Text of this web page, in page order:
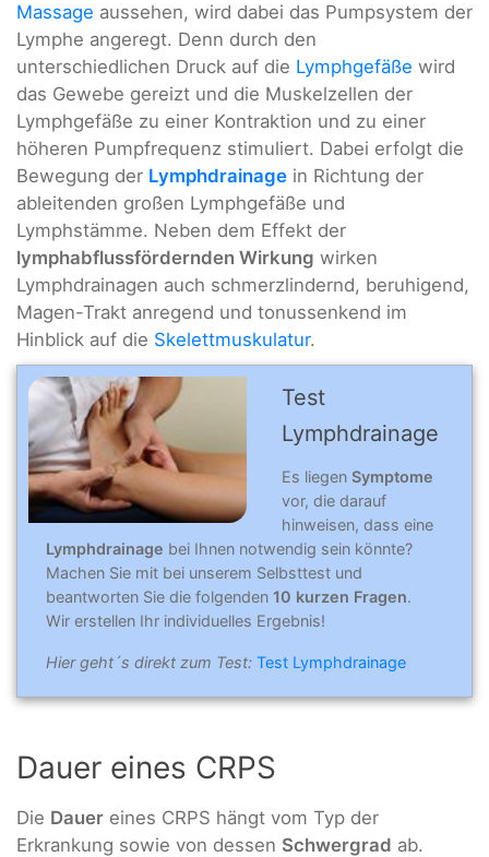
Massage aussehen, wird dabei das Pumpsystem der
Lymphe angeregt. Denn durch den
unterschiedlichen Druck auf die Lymphgefäße wird
das Gewebe gereizt und die Muskelzellen der
Lymphgefäße zu einer Kontraktion und zu einer
höheren Pumpfrequenz stimuliert. Dabei erfolgt die
Bewegung der Lymphdrainage in Richtung der
ableitenden großen Lymphgefäße und
Lymphstämme. Neben dem Effekt der
lymphabflussfördernden Wirkung wirken
Lymphdrainagen auch schmerzlindernd, beruhigend,
Magen-Trakt anregend und tonussenkend im
Hinblick auf die Skelettmuskulatur.
Test
Lymphdrainage
Es liegen Symptome
vor, die darauf
hinweisen, dass eine
Lymphdrainage bei Ihnen notwendig sein könnte?
Machen Sie mit bei unserem Selbsttest und
beantworten Sie die folgenden 10 kurzen Fragen.
Wir erstellen Ihr individuelles Ergebnis!
Hier geht´s direkt zum Test: Test Lymphdrainage
Dauer eines CRPS
Die Dauer eines CRPS hängt vom Typ der
Erkrankung sowie von dessen Schwergrad ab.